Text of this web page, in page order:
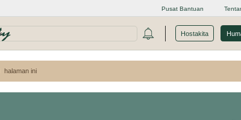
Pusat Bantuan
Hostakita
halaman ini